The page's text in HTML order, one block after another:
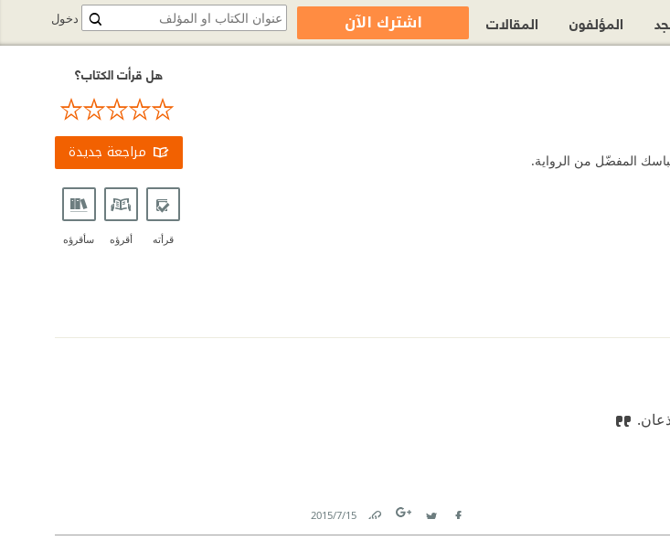
المفضّل من الرواية.
هل قرأت الكتاب؟
مراجعة جديدة
قرأته أقرؤه سأقرؤه
Facebook
Twitter
Link
15‏/7‏/2015
دخول المؤلفون المقالات اشترك الآن